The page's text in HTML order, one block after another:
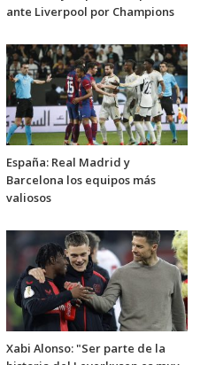
ante Liverpool por Champions
España: Real Madrid y
Barcelona los equipos más
valiosos
Xabi Alonso: "Ser parte de la